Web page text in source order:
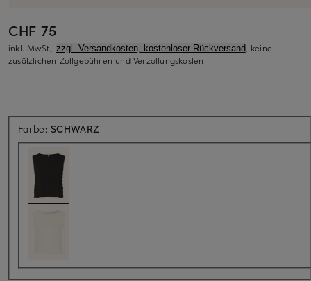
CHF 75
inkl. MwSt., zzgl. Versandkosten, kostenloser Rückversand, keine
zusätzlichen Zollgebühren und Verzollungskosten
Farbe: SCHWARZ